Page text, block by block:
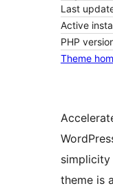
Last
Active
PHP
Theme
simplicity
theme is